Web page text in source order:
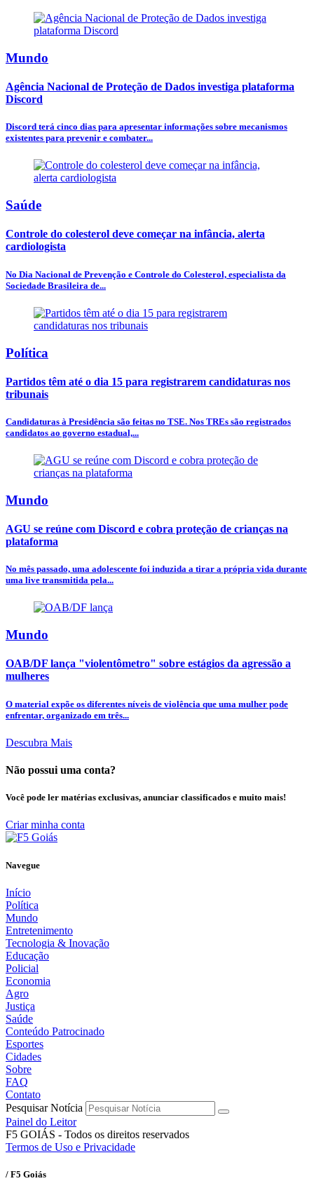
Mundo
Agência Nacional de Proteção de Dados investiga plataforma
Discord
Discord terá cinco dias para apresentar informações sobre mecanismos
existentes para prevenir e combater...
Saúde
Controle do colesterol deve começar na infância, alerta
cardiologista
No Dia Nacional de Prevenção e Controle do Colesterol, especialista da
Sociedade Brasileira de...
Política
Partidos têm até o dia 15 para registrarem candidaturas nos
tribunais
Candidaturas à Presidência são feitas no TSE. Nos TREs são registrados
candidatos ao governo estadual,...
Mundo
AGU se reúne com Discord e cobra proteção de crianças na
plataforma
No mês passado, uma adolescente foi induzida a tirar a própria vida durante
uma live transmitida pela...
Mundo
OAB/DF lança "violentômetro" sobre estágios da agressão a
mulheres
O material expõe os diferentes níveis de violência que uma mulher pode
enfrentar, organizado em três...
Descubra Mais
Não possui uma conta?
Você pode ler matérias exclusivas, anunciar classificados e muito mais!
Criar minha conta
Navegue
Início
Política
Mundo
Entretenimento
Tecnologia & Inovação
Educação
Policial
Economia
Agro
Justiça
Saúde
Conteúdo Patrocinado
Esportes
Cidades
Sobre
FAQ
Contato
Pesquisar Notícia
Painel do Leitor
F5 GOIÁS - Todos os direitos reservados
Termos de Uso e Privacidade
/ F5 Goiás